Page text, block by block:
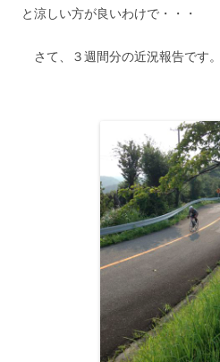
と涼しい方が良いわけで・・・
さて、３週間分の近況報告です。